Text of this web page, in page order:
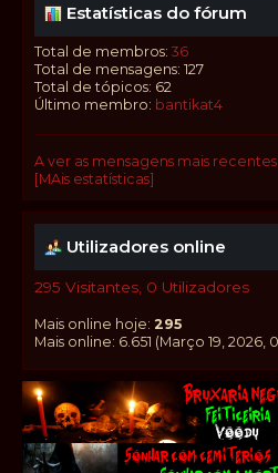
Estatísticas do fórum
Total de membros: 36
Total de mensagens: 127
Total de tópicos: 62
Último membro: bantikat4
A ver as mensagens mais
[MAis estatísticas]
Utilizadores online
295 Visitantes, 0 Utilizadores
Mais online hoje: 295
Mais online: 6.651 (Março 19, 2026,